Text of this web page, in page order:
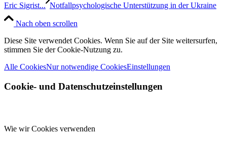
Eric Sigrist... Notfallpsychologische Unterstützung in der Ukraine
Nach oben scrollen
Diese Site verwendet Cookies. Wenn Sie auf der Site weitersurfen,
stimmen Sie der Cookie-Nutzung zu.
Alle CookiesNur notwendige CookiesEinstellungen
Cookie- und Datenschutzeinstellungen
Wie wir Cookies verwenden